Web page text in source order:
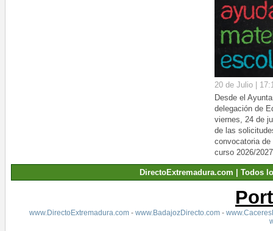
20 de Julio |
Desde el
delegación de
viernes, 24 de
de las
convocatoria
curso 2026/
DirectoExtremadura.com | Todos
www.DirectoExtremadura.com- www.BadajozDirecto.com-